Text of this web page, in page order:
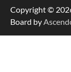
Copyright ©
Board by